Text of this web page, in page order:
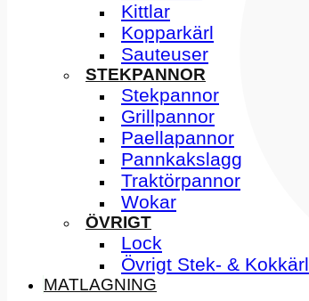
Kittlar
Kopparkärl
Sauteuser
STEKPANNOR
Stekpannor
Grillpannor
Paellapannor
Pannkakslagg
Traktörpannor
Wokar
ÖVRIGT
Lock
Övrigt Stek- & Kokkärl
MATLAGNING